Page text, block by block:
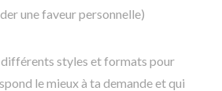
une faveur personnelle)
styles et formats pour
le mieux à ta demande et qui